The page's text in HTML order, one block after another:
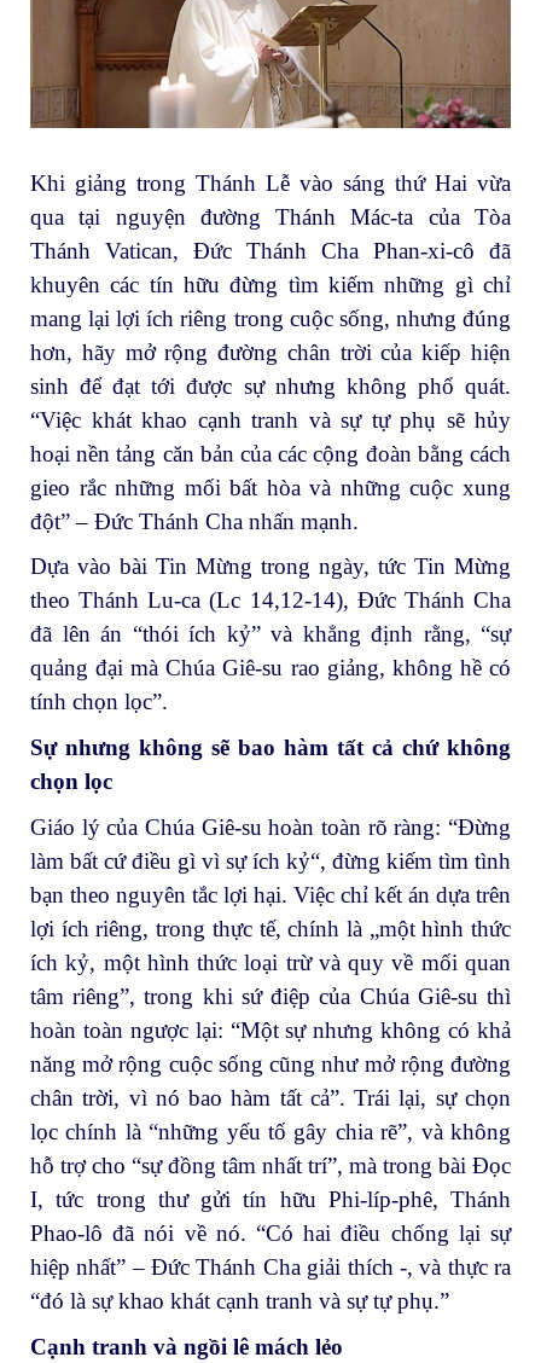
Khi giảng trong Thánh Lễ vào sáng thứ Hai vừa
qua tại nguyện đường Thánh Mác-ta của Tòa
Thánh Vatican, Đức Thánh Cha Phan-xi-cô đã
khuyên các tín hữu đừng tìm kiếm những gì chỉ
mang lại lợi ích riêng trong cuộc sống, nhưng đúng
hơn, hãy mở rộng đường chân trời của kiếp hiện
sinh để đạt tới được sự nhưng không phổ quát.
“Việc khát khao cạnh tranh và sự tự phụ sẽ hủy
hoại nền tảng căn bản của các cộng đoàn bằng cách
gieo rắc những mối bất hòa và những cuộc xung
đột” – Đức Thánh Cha nhấn mạnh.
Dựa vào bài Tin Mừng trong ngày, tức Tin Mừng
theo Thánh Lu-ca (Lc 14,12-14), Đức Thánh Cha
đã lên án “thói ích kỷ” và khẳng định rằng, “sự
quảng đại mà Chúa Giê-su rao giảng, không hề có
tính chọn lọc”.
Sự nhưng không sẽ bao hàm tất cả chứ không
chọn lọc
Giáo lý của Chúa Giê-su hoàn toàn rõ ràng: “Đừng
làm bất cứ điều gì vì sự ích kỷ“, đừng kiếm tìm tình
bạn theo nguyên tắc lợi hại. Việc chỉ kết án dựa trên
lợi ích riêng, trong thực tế, chính là „một hình thức
ích kỷ, một hình thức loại trừ và quy về mối quan
tâm riêng”, trong khi sứ điệp của Chúa Giê-su thì
hoàn toàn ngược lại: “Một sự nhưng không có khả
năng mở rộng cuộc sống cũng như mở rộng đường
chân trời, vì nó bao hàm tất cả”. Trái lại, sự chọn
lọc chính là “những yếu tố gây chia rẽ”, và không
hỗ trợ cho “sự đồng tâm nhất trí”, mà trong bài Đọc
I, tức trong thư gửi tín hữu Phi-líp-phê, Thánh
Phao-lô đã nói về nó. “Có hai điều chống lại sự
hiệp nhất” – Đức Thánh Cha giải thích -, và thực ra
“đó là sự khao khát cạnh tranh và sự tự phụ.”
Cạnh tranh và ngồi lê mách lẻo